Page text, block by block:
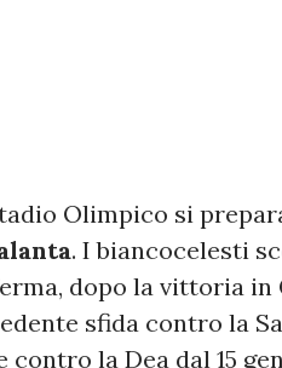
Olimpico si
. I biancocelesti
dopo la vittoria
sfida contro la
contro la Dea dal 15